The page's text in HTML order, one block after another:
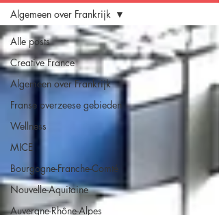
Alle posts
Creative France
Algemeen over Frankrijk
Franse overzeese gebieden
Wellness
MICE
Bourgogne-Franche-Comté
Nouvelle-Aquitaine
Auvergne-Rhône-Alpes
Algemeen over Frankrijk